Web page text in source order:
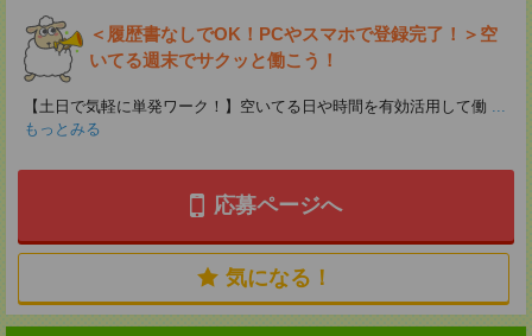
＜履歴書なしでOK！PCやスマホで登録完了！＞空
いてる週末でサクッと働こう！
【土日で気軽に単発ワーク！】空いてる日や時間を有効活用して働 ...
もっとみる
応募ページへ
気になる！